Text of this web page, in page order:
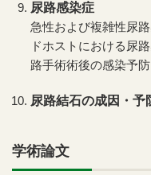
尿路感染症
急性および複雑性尿
ドホストにおける尿
路手術術後の感染予
尿路結石の成因・予
学術論文